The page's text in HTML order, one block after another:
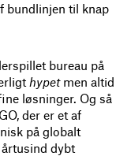
bundlinjen til knap
bureau på
hypetmen altid
løsninger. Og så
der er et af
på globalt
årtusind dybt